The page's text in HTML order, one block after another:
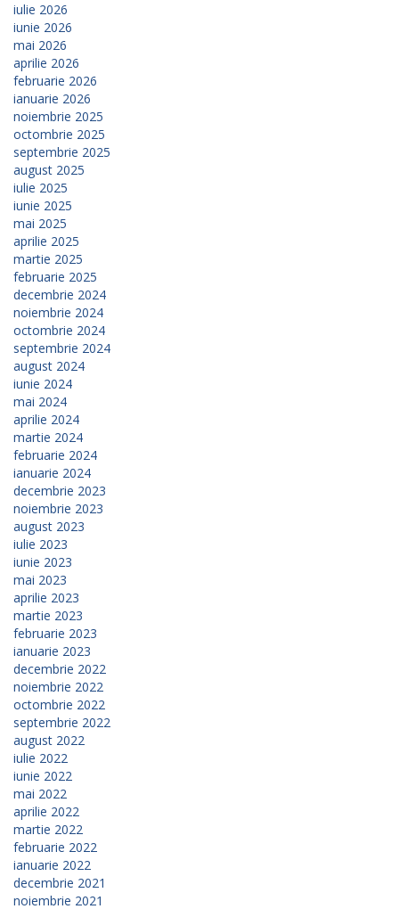
iulie 2026
iunie 2026
mai 2026
aprilie 2026
februarie 2026
ianuarie 2026
noiembrie 2025
octombrie 2025
septembrie 2025
august 2025
iulie 2025
iunie 2025
mai 2025
aprilie 2025
martie 2025
februarie 2025
decembrie 2024
noiembrie 2024
octombrie 2024
septembrie 2024
august 2024
iunie 2024
mai 2024
aprilie 2024
martie 2024
februarie 2024
ianuarie 2024
decembrie 2023
noiembrie 2023
august 2023
iulie 2023
iunie 2023
mai 2023
aprilie 2023
martie 2023
februarie 2023
ianuarie 2023
decembrie 2022
noiembrie 2022
octombrie 2022
septembrie 2022
august 2022
iulie 2022
iunie 2022
mai 2022
aprilie 2022
martie 2022
februarie 2022
ianuarie 2022
decembrie 2021
noiembrie 2021